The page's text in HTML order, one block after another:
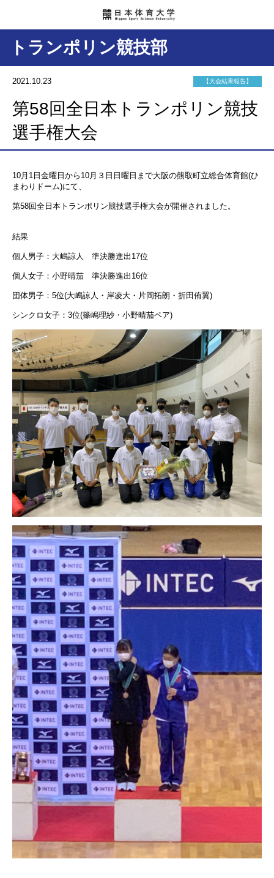
トランポリン競技部
2021.10.23 【大会結果報告】
第58回全日本トランポリン競技
選手権大会
10月1日金曜日から10月３日日曜日まで大阪の熊取町立総合体育館(ひ
まわりドーム)にて、
第58回全日本トランポリン競技選手権大会が開催されました。
結果
個人男子： 大嶋諒人 準決勝進出17位
個人女子 ： 小野晴茄 準決勝進出16位
団体男子： 5位(大嶋諒人・岸凌大・片岡拓朗・折田侑翼)
シンクロ女子：3位(篠嶋理紗・小野晴茄ペア)